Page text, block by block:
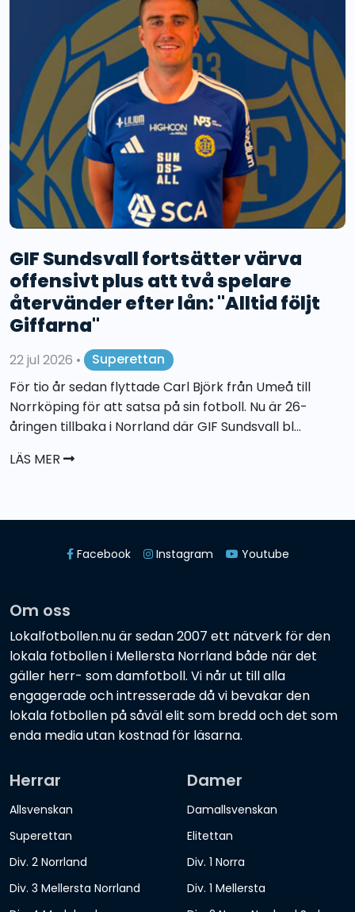
GIF Sundsvall fortsätter värva
offensivt plus att två spelare
återvänder efter lån: "Alltid följt
Giffarna"
22 jul 2026 •
Superettan
För tio år sedan flyttade Carl Björk från Umeå till
Norrköping för att satsa på sin fotboll. Nu är 26-
åringen tillbaka i Norrland där GIF Sundsvall bl...
LÄS MER
Facebook Instagram Youtube
Om oss
Lokalfotbollen.nu är sedan 2007 ett nätverk för den
lokala fotbollen i Mellersta Norrland både när det
gäller herr- som damfotboll. Vi når ut till alla
engagerade och intresserade då vi bevakar den
lokala fotbollen på såväl elit som bredd och det som
enda media utan kostnad för läsarna.
Herrar
Allsvenskan
Superettan
Div. 2 Norrland
Div. 3 Mellersta Norrland
Damer
Damallsvenskan
Elitettan
Div. 1 Norra
Div. 1 Mellersta